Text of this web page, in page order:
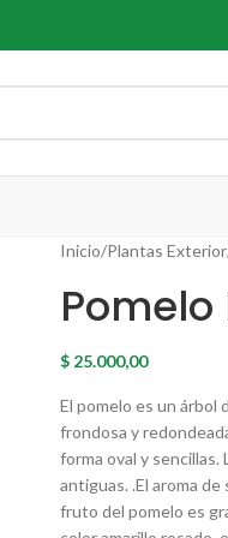
Inicio Plantas Exterior
Pomelo
$25.000,00
El pomelo es un árbol
frondosa y
forma oval y
antiguas. .El aroma
fruto del pomelo es